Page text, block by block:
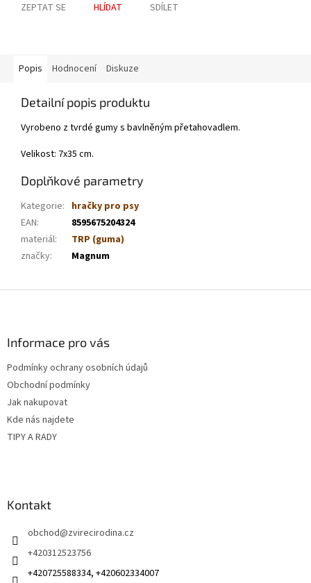
ZEPTAT SE HLÍDAT SDÍLET
Popis Hodnocení Diskuze
Detailní popis produktu
Vyrobeno z tvrdé gumy s bavlněným přetahovadlem.
Velikost: 7x35 cm.
Doplňkové parametry
Kategorie: hračky pro psy
EAN:
8595675204324
materiál:
TRP (guma)
značky: Magnum
Informace pro vás
Podmínky ochrany osobních údajů
Obchodní podmínky
Jak nakupovat
Kde nás najdete
TIPY A RADY
Kontakt
obchod@zvirecirodina.cz
+420312523756
+420725588334, +420602334007